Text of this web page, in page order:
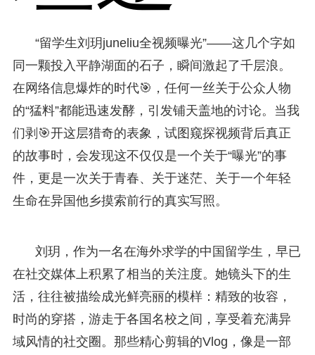
“留学生刘玥juneliu全视频曝光”——这几个字如
同一颗投入平静湖面的石子，瞬间激起了千层浪。
在网络信息爆炸的时代🎯，任何一丝关于公众人物
的“猛料”都能迅速发酵，引发铺天盖地的讨论。当我
们剥🎯开这层猎奇的表象，试图窥探视频背后真正
的故事时，会发现这不仅仅是一个关于“曝光”的事
件，更是一次关于青春、关于迷茫、关于一个年轻
生命在异国他乡摸索前行的真实写照。
刘玥，作为一名在海外求学的中国留学生，早已
在社交媒体上积累了相当的关注度。她镜头下的生
活，往往被描绘成光鲜亮丽的模样：精致的妆容，
时尚的穿搭，游走于各国名校之间，享受着充满异
域风情的社交圈。那些精心剪辑的Vlog，像是一部